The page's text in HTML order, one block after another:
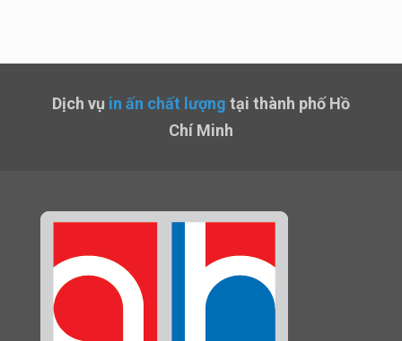
Dịch vụ in ấn chất lượng tại thành phố Hồ
Chí Minh